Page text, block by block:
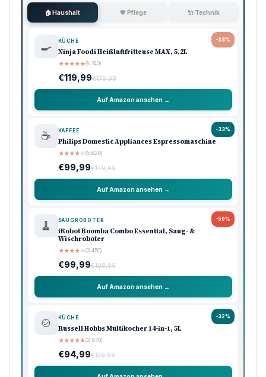
🏠 Haushalt 💖 Pflege 🔌 Technik
-33%
🍳 KÜCHE
Ninja Foodi Heißluftfritteuse MAX, 5,2L
★★★★★(8.740)
€119,99€179,99
Auf Amazon ansehen →
-33%
☕ KAFFEE
Philips Domestic Appliances Espressomaschine
★★★★★(5.620)
€99,99€149,99
Auf Amazon ansehen →
-50%
🧹 SAUGROBOTER
iRobot Roomba Combo Essential, Saug- &
Wischroboter
★★★★★(3.450)
€99,99€199,99
Auf Amazon ansehen →
-32%
🍲 KÜCHE
Russell Hobbs Multikocher 14-in-1, 5L
★★★★★(2.870)
€94,99€139,99